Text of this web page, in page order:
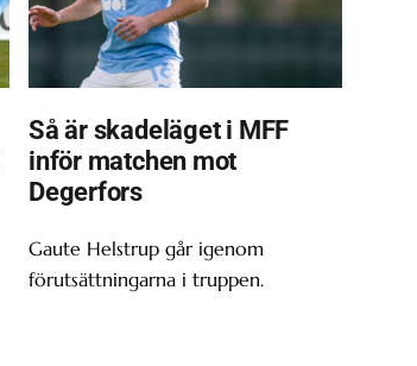
Så är skadeläget i MFF
inför matchen mot
Degerfors
Gaute Helstrup går igenom
förutsättningarna i truppen.